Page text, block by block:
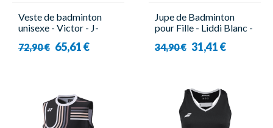
Veste de badminton
unisexe - Victor - J-
72,90 € 65,61 €
Jupe de Badminton
pour Fille - Liddi Blanc -
34,90 € 31,41 €